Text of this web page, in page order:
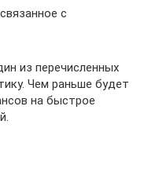
с
из перечисленных
Чем раньше будет
на быстрое